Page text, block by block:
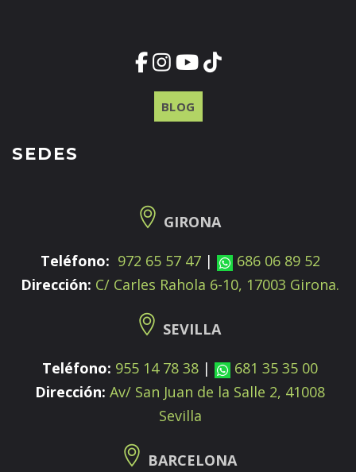
BLOG
SEDES
GIRONA
Teléfono: 972 65 57 47 |
686 06 89 52
Dirección: C/ Carles Rahola 6-10, 17003 Girona.
SEVILLA
Teléfono: 955 14 78 38 |
681 35 35 00
Dirección: Av/ San Juan de la Salle 2, 41008
Sevilla
BARCELONA